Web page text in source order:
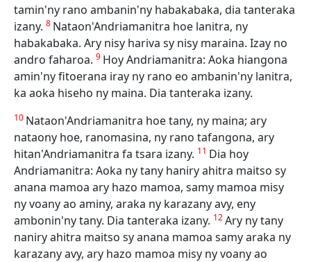
tamin'ny rano ambanin'ny habakabaka, dia tanteraka
izany. 8 Nataon'Andriamanitra hoe lanitra, ny
habakabaka. Ary nisy hariva sy nisy maraina. Izay no
andro faharoa. 9 Hoy Andriamanitra: Aoka hiangona
amin'ny fitoerana iray ny rano eo ambanin'ny lanitra,
ka aoka hiseho ny maina. Dia tanteraka izany.
10 Nataon'Andriamanitra hoe tany, ny maina; ary
nataony hoe, ranomasina, ny rano tafangona, ary
hitan'Andriamanitra fa tsara izany. 11 Dia hoy
Andriamanitra: Aoka ny tany haniry ahitra maitso sy
anana mamoa ary hazo mamoa, samy mamoa misy
ny voany ao aminy, araka ny karazany avy, eny
ambonin'ny tany. Dia tanteraka izany. 12Ary ny tany
naniry ahitra maitso sy anana mamoa samy araka ny
karazany avy, ary hazo mamoa misy ny voany ao